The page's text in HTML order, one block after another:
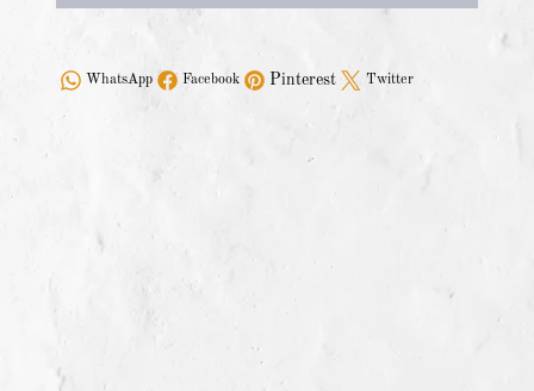
Facebook
WhatsApp Twitter
Pinterest